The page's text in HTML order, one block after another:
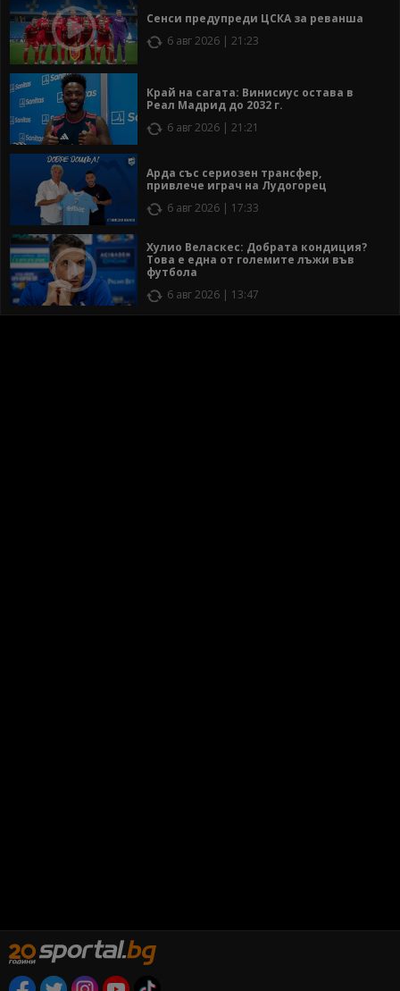
Сенси предупреди ЦСКА за реванша
6 авг 2026 | 21:23
Край на сагата: Винисиус остава в
Реал Мадрид до 2032 г.
6 авг 2026 | 21:21
Арда със сериозен трансфер,
привлече играч на Лудогорец
6 авг 2026 | 17:33
Хулио Веласкес: Добрата кондиция?
Това е една от големите лъжи във
футбола
6 авг 2026 | 13:47